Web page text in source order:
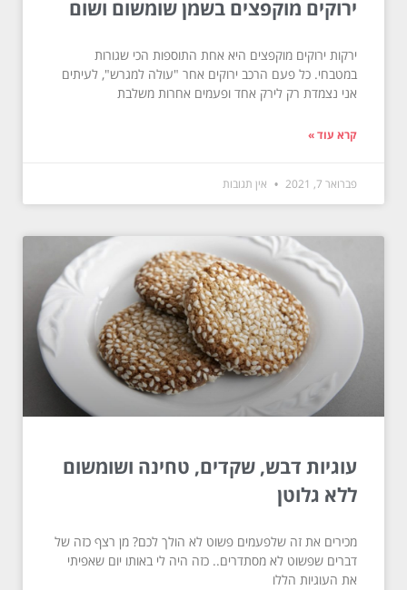
ירוקים מוקפצים בשמן שומשום ושום
ירקות ירוקים מוקפצים היא אחת התוספות הכי שגורות
במטבחי. כל פעם הרכב ירוקים אחר "עולה למגרש", לעיתים
אני נצמדת רק לירק אחד ופעמים אחרות משלבת
קרא עוד »
פברואר 7, 2021 אין תגובות
עוגיות דבש, שקדים, טחינה ושומשום
ללא גלוטן
מכירים את זה שלפעמים פשוט לא הולך לכם? מן רצף כזה של
דברים שפשוט לא מסתדרים.. כזה היה לי באותו יום שאפיתי
את העוגיות הללו